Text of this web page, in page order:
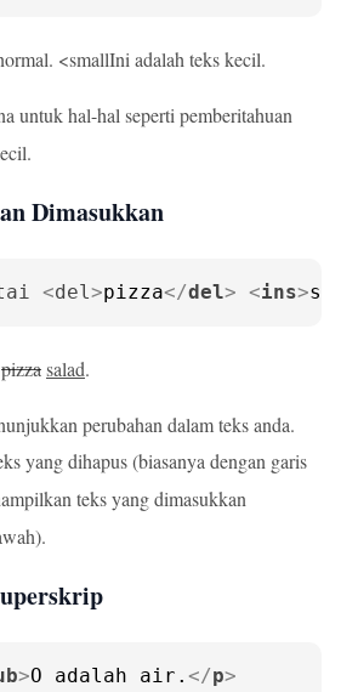
<smallIni adalah teks kecil.
untuk hal-hal seperti pemberitahuan
Dimasukkan
<del>pizza</del> <ins>
pizzasalad.
perubahan dalam teks anda.
yang dihapus (biasanya dengan garis
teks yang dimasukkan
>O adalah air. </p>